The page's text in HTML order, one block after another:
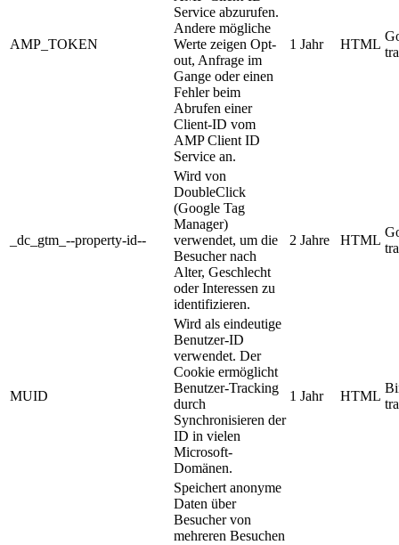
AMP_TOKEN
Service abzurufen.
Andere mögliche
Werte zeigen Opt-
out, Anfrage im
Gange oder einen
Fehler beim
Abrufen einer
Client-ID vom
AMP Client ID
Service an.
1 Jahr HTML
_dc_gtm_--property-id--
Wird von
DoubleClick
(Google Tag
Manager)
verwendet, um die
Besucher nach
Alter, Geschlecht
oder Interessen zu
identifizieren.
2 Jahre HTML
MUID
Wird als eindeutige
Benutzer-ID
verwendet. Der
Cookie ermöglicht
Benutzer-Tracking
durch
Synchronisieren der
ID in vielen
Microsoft-
Domänen.
1 Jahr HTML
Speichert anonyme
Daten über
Besucher von
mehreren Besuchen